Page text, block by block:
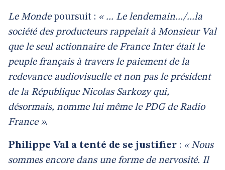
Le Mondepoursuit : « ... Le lendemain.../...la
société des producteurs rappelait à Monsieur Val
que le seul actionnaire de France Inter était le
peuple français à travers le paiement de la
redevance audiovisuelle et non pas le président
de la République Nicolas Sarkozy qui,
désormais, nomme lui même le PDG de Radio
France ».
Philippe Val a tenté de se justifier : « Nous
sommes encore dans une forme de nervosité. Il